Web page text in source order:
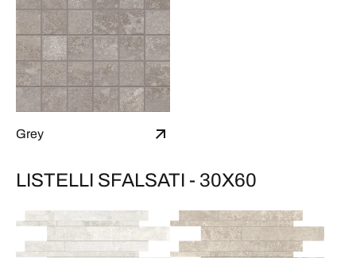
Grey
LISTELLI SFALSATI - 30X60